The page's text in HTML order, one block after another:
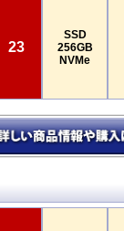
23
SSD
256GB
NVMe